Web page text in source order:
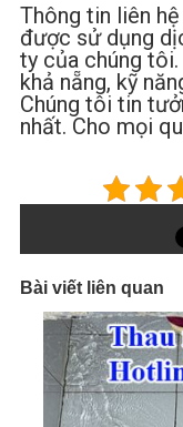
Thông tin liên
được sử dụng
ty của chúng
khả nẵng, kỹ
Chúng tôi tin
nhất. Cho mọi
Bài viết liên quan